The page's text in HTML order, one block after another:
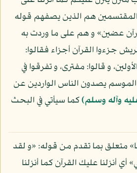
هم الذين يصفهم قوله
عضين» و هم على ما وردت به
جزءوا القرآن أجزاء فقالوا:
و قالوا: مفترى، و تفرقوا في
يصدون الناس الواردين عن
وآله وسلم)كما سيأتي في البحث
متعلق بما تقدم من قوله: «و لقد
أي أنزلنا عليك القرآن كما أنزلنا